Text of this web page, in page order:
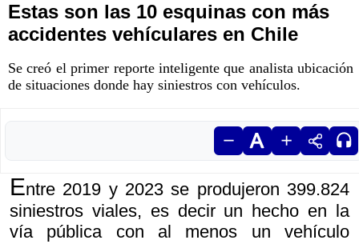
Estas son las 10 esquinas con más
accidentes vehículares en Chile
Se creó el primer reporte inteligente que analista ubicación
de situaciones donde hay siniestros con vehículos.
Entre 2019 y 2023 se produjeron 399.824
siniestros viales, es decir un hecho en la
vía pública con al menos un vehículo